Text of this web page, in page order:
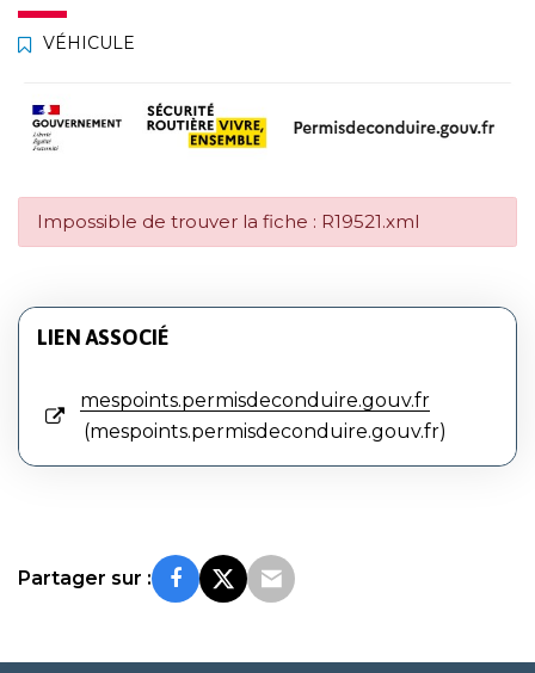
VÉHICULE
Impossible de trouver la fiche : R19521.xml
LIEN ASSOCIÉ
mespoints.permisdeconduire.gouv.fr
mespoints.permisdeconduire.gouv.fr
Partager sur :